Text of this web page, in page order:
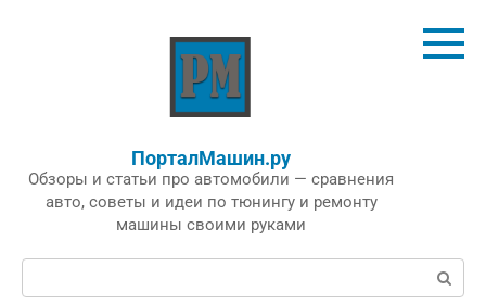
ПорталМашин.ру
Обзоры и статьи про автомобили — сравнения
авто, советы и идеи по тюнингу и ремонту
машины своими руками
Поиск: